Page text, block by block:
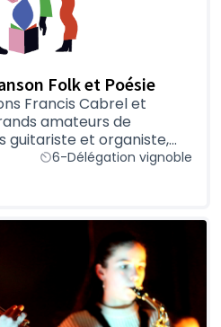
Folk et Poésie
Francis Cabrel et
amateurs de
guitariste et organiste,...
6-Délégation vignoble